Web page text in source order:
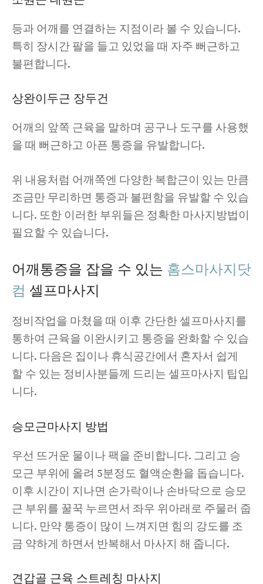
등과 어깨를 연결하는 지점이라 볼 수 있습니다.
특히 장시간 팔을 들고 있었을 때 자주 뻐근하고
불편합니다.
상완이두근 장두건
어깨의 앞쪽 근육을 말하며 공구나 도구를 사용했
을 때 뻐근하고 아픈 통증을 유발합니다.
위 내용처럼 어깨쪽엔 다양한 복합근이 있는 만큼
조금만 무리하면 통증과 불편함을 유발할 수 있습
니다. 또한 이러한 부위들은 정확한 마사지방법이
필요할 수 있습니다.
어깨통증을 잡을 수 있는 홈스마사지닷
컴 셀프마사지
정비작업을 마쳤을 때 이후 간단한 셀프마사지를
통하여 근육을 이완시키고 통증을 완화할 수 있습
니다. 다음은 집이나 휴식공간에서 혼자서 쉽게
할 수 있는 정비사분들께 드리는 셀프마사지 팁입
니다.
승모근마사지 방법
우선 뜨거운 물이나 팩을 준비합니다. 그리고 승
모근 부위에 올려 5분정도 혈액순환을 돕습니다.
이후 시간이 지나면 손가락이나 손바닥으로 승모
근 부위를 꿀꾹 누르면서 좌우 위아래로 주물러 줍
니다. 만약 통증이 많이 느껴지면 힘의 강도를 조
금 약하게 하면서 반복해서 마사지 해 줍니다.
견갑골 근육 스트레칭 마사지